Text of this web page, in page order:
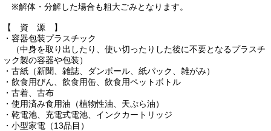
※解体・分解した場合も粗大ごみとなります。
【 資 源 】
・容器包装プラスチック
（中身を取り出したり、使い切ったりした後に不要となるプラスチ
ック製の容器や包装）
・古紙（新聞、雑誌、ダンボール、紙パック、雑がみ）
・飲食用びん、飲食用缶、飲食用ペットボトル
・古着、古布
・使用済み食用油（植物性油、天ぷら油）
・乾電池、充電式電池、インクカートリッジ
・小型家電（13品目）